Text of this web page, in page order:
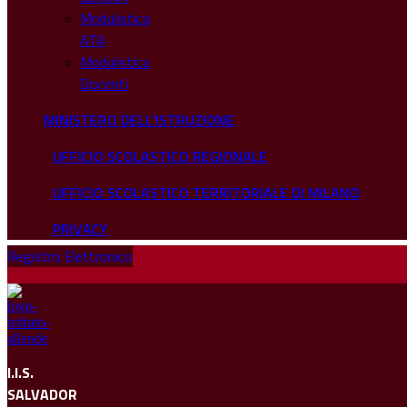
Modulistica
ATA
Modulistica
Docenti
MINISTERO DELL'ISTRUZIONE
UFFICIO SCOLASTICO REGIONALE
UFFICIO SCOLASTICO TERRITORIALE DI MILANO
PRIVACY
Registro Elettronico
I.I.S.
SALVADOR